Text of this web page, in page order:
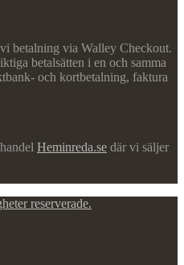
betalning via Walley Checkout.
betalsätten i en och samma
och kortbetalning, faktura
Heminreda.se där vi säljer
reserverade.